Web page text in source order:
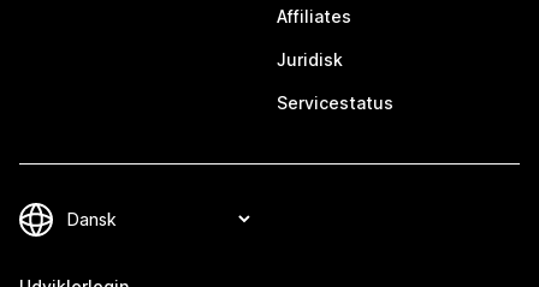
Affiliates
Juridisk
Servicestatus